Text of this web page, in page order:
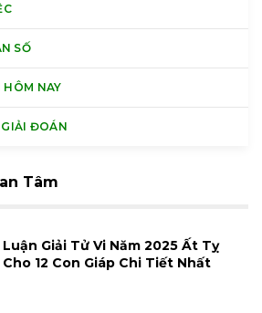
SỐ
HÔM NAY
GIẢI ĐOÁN
Tâm
Luận Giải Tử Vi Năm 2025 Ất Tỵ
Cho 12 Con Giáp Chi Tiết Nhất